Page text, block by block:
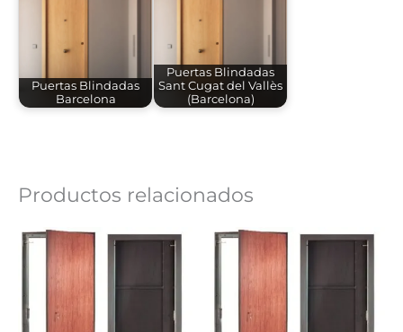
Puertas Blindadas
Barcelona
Puertas Blindadas
Sant Cugat del Vallès
(Barcelona)
Productos relacionados